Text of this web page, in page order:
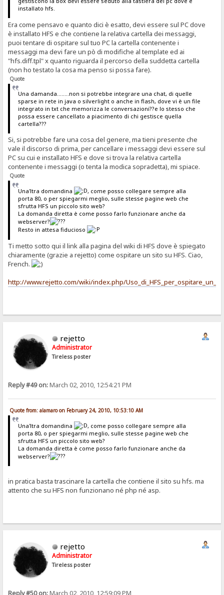
installato hfs.
Era come pensavo e quanto dici è esatto, devi essere sul PC dove
è installato HFS e che contiene la relativa cartella dei messaggi,
puoi tentare di ospitare sul tuo PC la cartella contenente i
messaggi ma devi fare un pò di modifiche al template ed ai
"hfs.diff.tpl" x quanto riguarda il percorso della suddetta cartella
(non ho testato la cosa ma penso si possa fare).
Quote
Una damanda........non si potrebbe integrare una chat, di quelle
sparse in rete in java o silverlight o anche in flash, dove vi è un file
integrato in txt che memorizza le conversazioni??e lo stesso che
possa essere cancellato a piacimento di chi gestisce quella
cartella???
Si, si potrebbe fare una cosa del genere, ma tieni presente che
vale il discorso di prima, per cancellare i messaggi devi essere sul
PC su cui e installato HFS e dove si trova la relativa cartella
contenente i messaggi (o tenta la modica sopradetta), mi spiace.
Quote
Una'ltra domandina
, come posso collegare sempre alla
porta 80, o per spiegarmi meglio, sulle stesse pagine web che
sfrutta HFS un piccolo sito web?
La domanda diretta è come posso farlo funzionare anche da
webserver?
Resto in attesa fiducioso
Ti metto sotto qui il link alla pagina del wiki di HFS dove è spiegato
chiaramente (grazie a rejetto) come ospitare un sito su HFS. Ciao,
French.
http://www.rejetto.com/wiki/index.php/
rejetto
Administrator
Tireless poster
Reply #49 on:March 02, 2010, 12:54:21 PM
Quote from: alamaro on February 24, 2010, 10:53:10 AM
Una'ltra domandina
, come posso collegare sempre alla
porta 80, o per spiegarmi meglio, sulle stesse pagine web che
sfrutta HFS un piccolo sito web?
La domanda diretta è come posso farlo funzionare anche da
webserver?
in pratica basta trascinare la cartella che contiene il sito su hfs. ma
attento che su HFS non funzionano né php né asp.
rejetto
Administrator
Tireless poster